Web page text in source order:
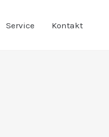
Service Kontakt